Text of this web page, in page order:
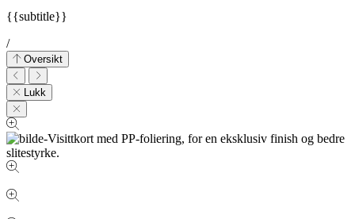
{{subtitle}}
/
Oversikt
Lukk